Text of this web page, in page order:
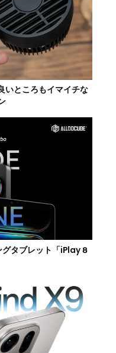
ところもイマイチな
グタブレット「iPlay 8